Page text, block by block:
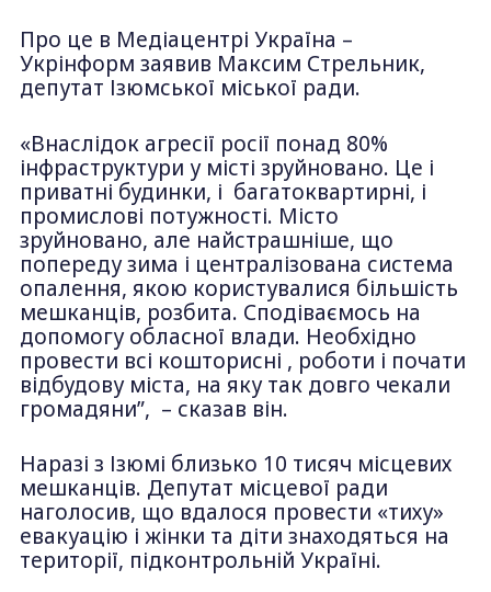
Про це в Медіацентрі Україна –
Укрінформ заявив Максим Стрельник,
депутат Ізюмської міської ради.
«Внаслідок агресії росії понад 80%
інфраструктури у місті зруйновано. Це і
приватні будинки, і багатоквартирні, і
промислові потужності. Місто
зруйновано, але найстрашніше, що
попереду зима і централізована система
опалення, якою користувалися більшість
мешканців, розбита. Сподіваємось на
допомогу обласної влади. Необхідно
провести всі кошторисні , роботи і почати
відбудову міста, на яку так довго чекали
громадяни”, – сказав він.
Наразі з Ізюмі близько 10 тисяч місцевих
мешканців. Депутат місцевої ради
наголосив, що вдалося провести «тиху»
евакуацію і жінки та діти знаходяться на
території, підконтрольній Україні.